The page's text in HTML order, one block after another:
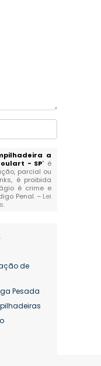
a
- SP" é
parcial ou
é proibida
é crime e
Penal. – Lei
.
de
Pesada